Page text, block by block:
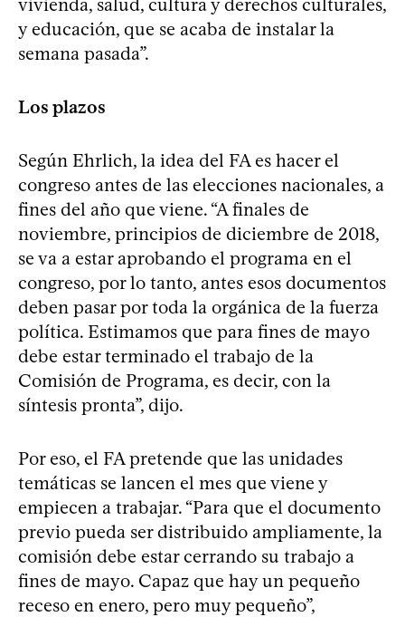
vivienda, salud, cultura y derechos culturales,
y educación, que se acaba de instalar la
semana pasada”.
Los plazos
Según Ehrlich, la idea del FA es hacer el
congreso antes de las elecciones nacionales, a
fines del año que viene. “A finales de
noviembre, principios de diciembre de 2018,
se va a estar aprobando el programa en el
congreso, por lo tanto, antes esos documentos
deben pasar por toda la orgánica de la fuerza
política. Estimamos que para fines de mayo
debe estar terminado el trabajo de la
Comisión de Programa, es decir, con la
síntesis pronta”, dijo.
Por eso, el FA pretende que las unidades
temáticas se lancen el mes que viene y
empiecen a trabajar. “Para que el documento
previo pueda ser distribuido ampliamente, la
comisión debe estar cerrando su trabajo a
fines de mayo. Capaz que hay un pequeño
receso en enero, pero muy pequeño”,